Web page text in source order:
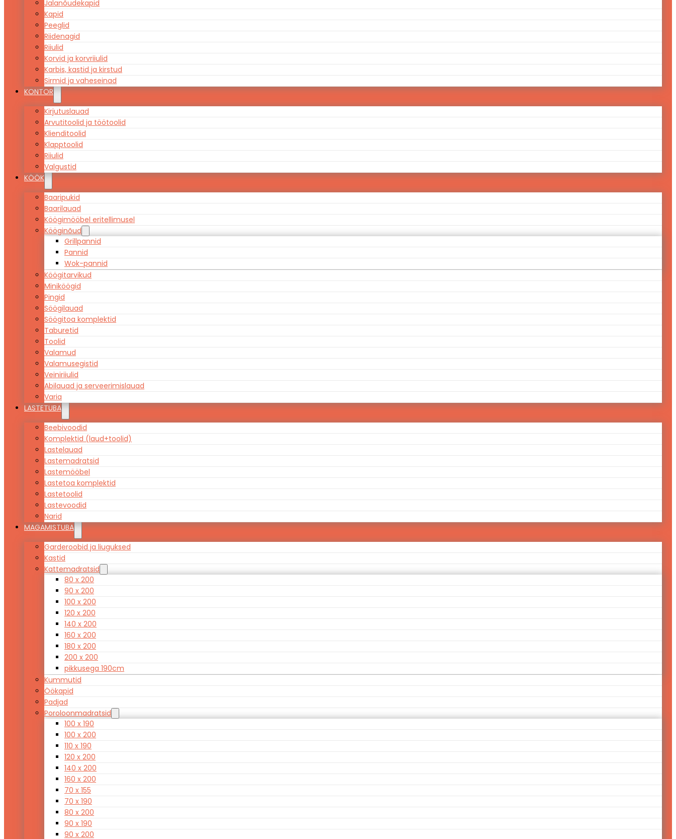
Jalanõudekapid
Kapid
Peeglid
Riidenagid
Riiulid
Korvid ja korvriiulid
Karbis, kastid ja kirstud
Sirmid ja vaheseinad
KONTOR
Kirjutuslauad
Arvutitoolid ja töötoolid
Klienditoolid
Klapptoolid
Riiulid
Valgustid
KÖÖK
Baaripukid
Baarilauad
Köögimööbel eritellimusel
Kööginõud
Grillpannid
Pannid
Wok-pannid
Köögitarvikud
Miniköögid
Pingid
Söögilauad
Söögitoa komplektid
Taburetid
Toolid
Valamud
Valamusegistid
Veiniriiulid
Abilauad ja serveerimislauad
Varia
LASTETUBA
Beebivoodid
Komplektid (laud+toolid)
Lastelauad
Lastemadratsid
Lastemööbel
Lastetoa komplektid
Lastetoolid
Lastevoodid
Narid
MAGAMISTUBA
Garderoobid ja liuguksed
Kastid
Kattemadratsid
80 x 200
90 x 200
100 x 200
120 x 200
140 x 200
160 x 200
180 x 200
200 x 200
pikkusega 190cm
Kummutid
Öökapid
Padjad
Poroloonmadratsid
100 x 190
100 x 200
110 x 190
120 x 200
140 x 200
160 x 200
70 x 155
70 x 190
80 x 200
90 x 190
90 x 200